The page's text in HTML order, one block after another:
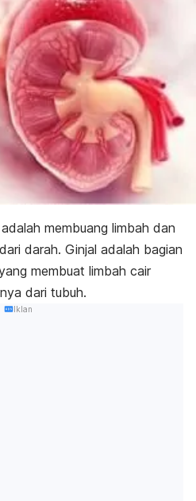
adalah membuang limbah dan
darah. Ginjal adalah bagian
membuat limbah cair
dari tubuh.
Iklan